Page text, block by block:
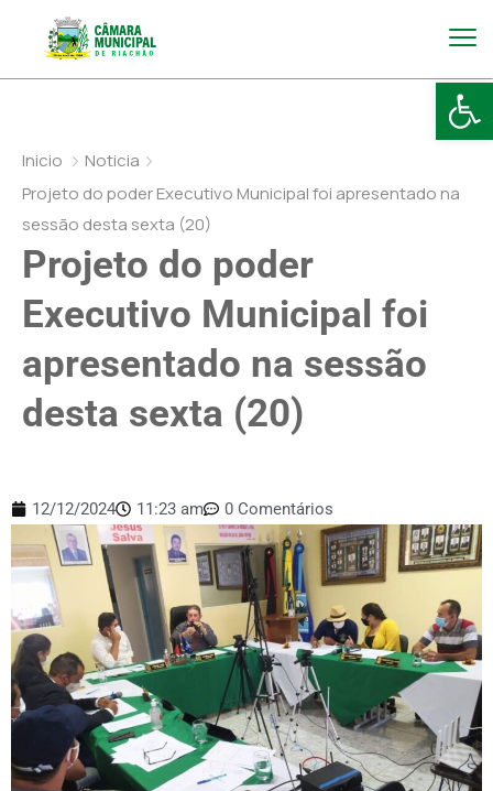
Inicio
Noticia
Projeto do poder Executivo Municipal foi apresentado na
sessão desta sexta (20)
Projeto do poder
Executivo Municipal foi
apresentado na sessão
desta sexta (20)
12/12/2024 11:23 am 0 Comentários